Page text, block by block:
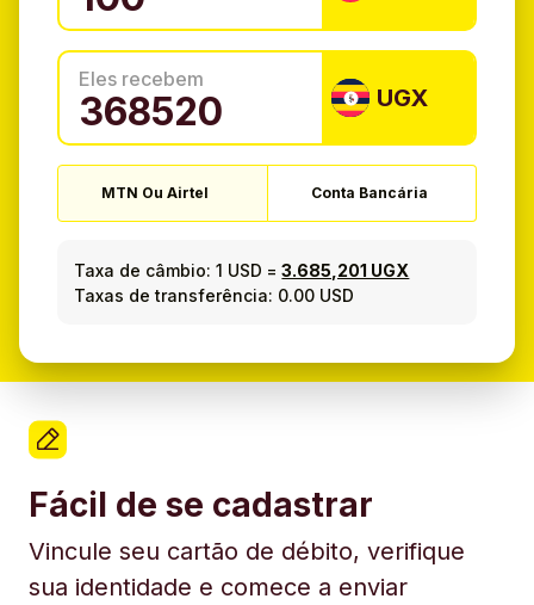
Eles recebem
UGX
MTN Ou Airtel Conta Bancária
Taxa de câmbio: 1 USD =3.685,201 UGX
Taxas de transferência: 0.00 USD
Fácil de se cadastrar
Vincule seu cartão de débito, verifique
sua identidade e comece a enviar